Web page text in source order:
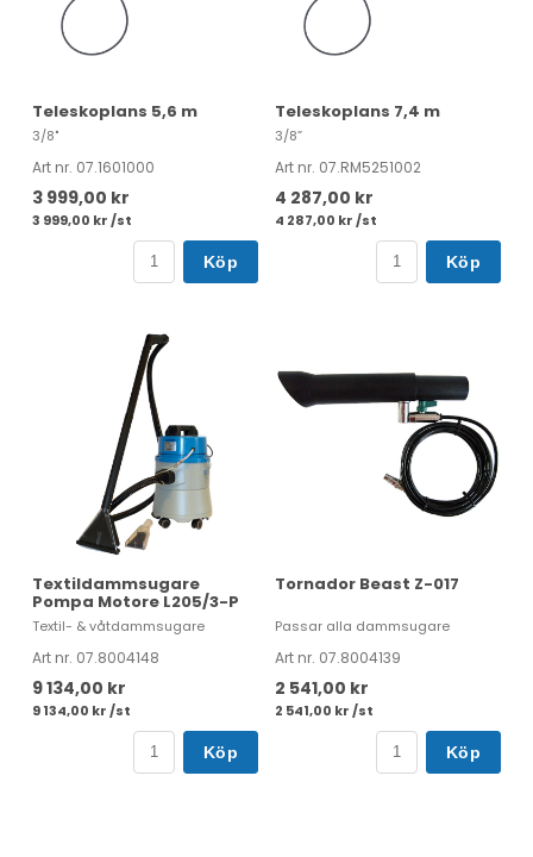
Teleskoplans 5,6 m
3/8"
Art nr. 07.1601000
3 999,00 kr
3 999,00 kr /st
Köp
Teleskoplans 7,4 m
3/8”
Art nr. 07.RM5251002
4 287,00 kr
4 287,00 kr /st
Köp
Textildammsugare
Pompa Motore L205/3-P
Textil- & våtdammsugare
Art nr. 07.8004148
9 134,00 kr
9 134,00 kr /st
Köp
Tornador Beast Z-017
Passar alla dammsugare
Art nr. 07.8004139
2 541,00 kr
2 541,00 kr /st
Köp